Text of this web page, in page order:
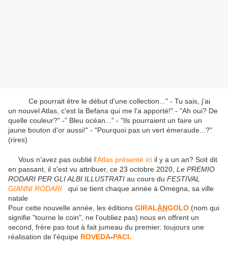
Ce pourrait être le début d'une collection..." - Tu sais, j'ai
un nouvel Atlas, c'est la Befana qui me l'a apporté!" - "Ah oui? De
quelle couleur?" -" Bleu océan..." - "Ils pourraient un faire un
jaune bouton d'or aussi!" - "Pourquoi pas un vert émeraude...?"
(rires)
Vous n’avez pas oublié l'Atlas présenté ici il y a un an? Soit dit
en passant, il s'est vu attribuer, ce 23 octobre 2020, Le PREMIO
RODARI PER GLI ALBI ILLUSTRATI au cours du FESTIVAL
GIANNI RODARI
qui se tient chaque année à Omegna, sa ville
natale
Pour cette nouvelle année, les éditions GIRALÀNGOLO (nom qui
signifie "tourne le coin", ne l'oubliez pas) nous en offrent un
second, frère pas tout à fait jumeau du premier: toujours une
réalisation de l'équipe ROVEDA-PACI.